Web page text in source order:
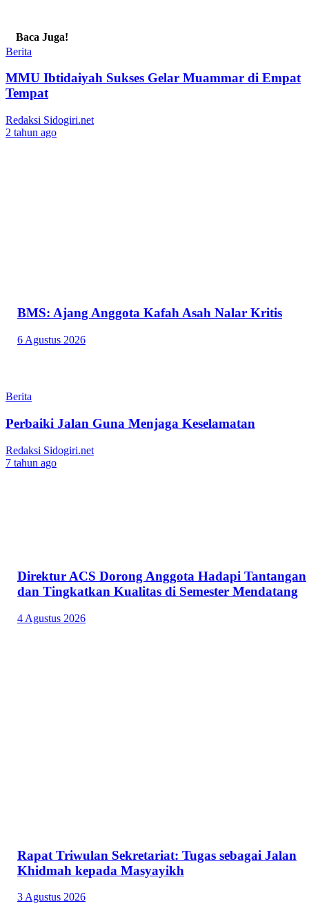
Berita
MMU Ibtidaiyah Sukses Gelar Muammar di Empat
Tempat
Redaksi Sidogiri.net
2 tahun ago
Berita
Perbaiki Jalan Guna Menjaga Keselamatan
Redaksi Sidogiri.net
7 tahun ago
Baca Juga!
BMS: Ajang Anggota Kafah Asah Nalar Kritis
6 Agustus 2026
Direktur ACS Dorong Anggota Hadapi Tantangan
dan Tingkatkan Kualitas di Semester Mendatang
4 Agustus 2026
Rapat Triwulan Sekretariat: Tugas sebagai Jalan
Khidmah kepada Masyayikh
3 Agustus 2026